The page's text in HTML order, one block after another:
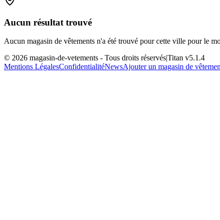
Aucun résultat trouvé
Aucun magasin de vêtements n'a été trouvé pour cette ville pour le
© 2026 magasin-de-vetements - Tous droits réservés|Titan v5.1.4
Mentions LégalesConfidentialitéNewsAjouter un magasin de